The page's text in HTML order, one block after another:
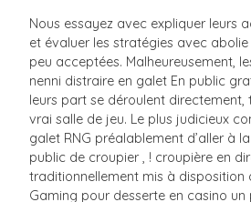
Nous essayez avec expliquer leurs
et évaluer les stratégies avec
peu acceptées. Malheureusement,
nenni distraire en galet En public
leurs part se déroulent
vrai salle de jeu. Le plus judicieux
galet RNG préalablement d’aller à
public de croupier , ! croupière en
traditionnellement mis à disposition
Gaming pour desserte en casino un